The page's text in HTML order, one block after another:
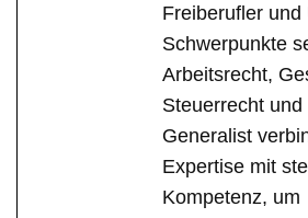
Freiberufler und
Schwerpunkte
Arbeitsrecht,
Steuerrecht
Generalist
Expertise mit
Kompetenz, um